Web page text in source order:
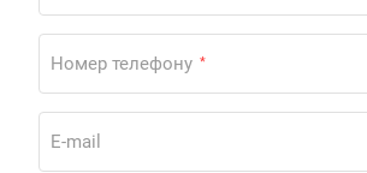
Номер телефону *
E-mail